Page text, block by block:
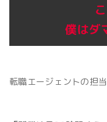
僕はダ
転職エージェントの担当